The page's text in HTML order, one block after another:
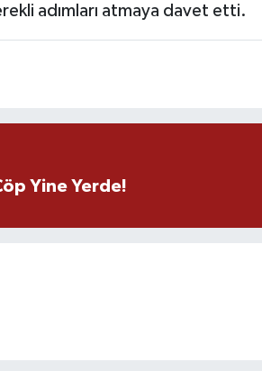
adımları atmaya davet etti.
Yine Yerde!